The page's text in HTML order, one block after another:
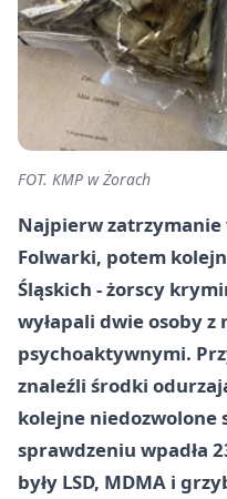
FOT. KMP w Żorach
Najpierw zatrzymanie
Folwarki, potem
Śląskich - żorscy
wyłapali dwie osoby
psychoaktywnymi.
znaleźli środki
kolejne niedozwolone
sprawdzeniu wpadła
były LSD, MDMA i